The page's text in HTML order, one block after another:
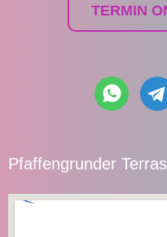
TERMIN
Pfaffengrunder